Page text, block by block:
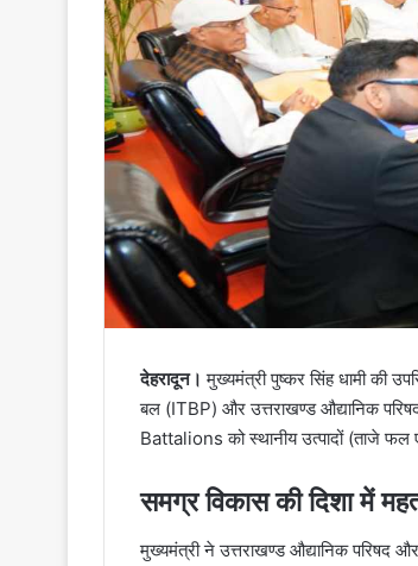
देहरादून।मुख्यमंत्री पुष्कर सिंह धामी की
बल (ITBP) और उत्तराखण्ड औद्यानिक
Battalions को स्थानीय उत्पादों (ताजे फल
समग्र विकास की दिशा में
मुख्यमंत्री ने उत्तराखण्ड औद्यानिक परिषद